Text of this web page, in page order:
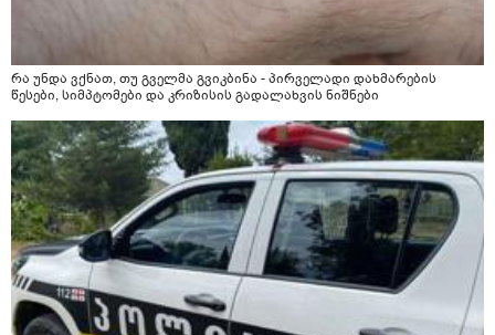
რა უნდა ვქნათ, თუ გველმა გვიკბინა - პირველადი დახმარების
წესები, სიმპტომები და კრიზისის გადალახვის ნიშნები